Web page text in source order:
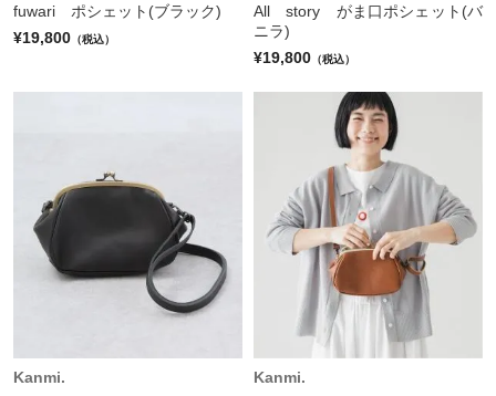
fuwari ポシェット(ブラック)
¥19,800 （税込）
All story がま口ポシェット(バ
ニラ)
¥19,800 （税込）
Kanmi.
Kanmi.